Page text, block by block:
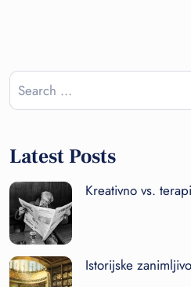
Latest Posts
Kreativno vs.
Istorijske